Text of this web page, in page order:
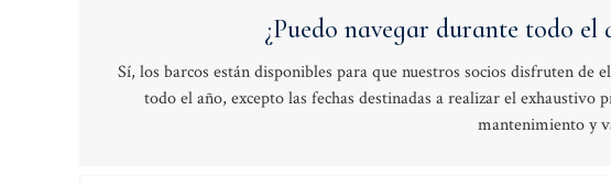
¿Puedo navegar durante todo el
Sí, los barcos están disponibles para que nuestros socios disfruten de
todo el año, excepto las fechas destinadas a realizar el exhaustivo
mantenimiento y